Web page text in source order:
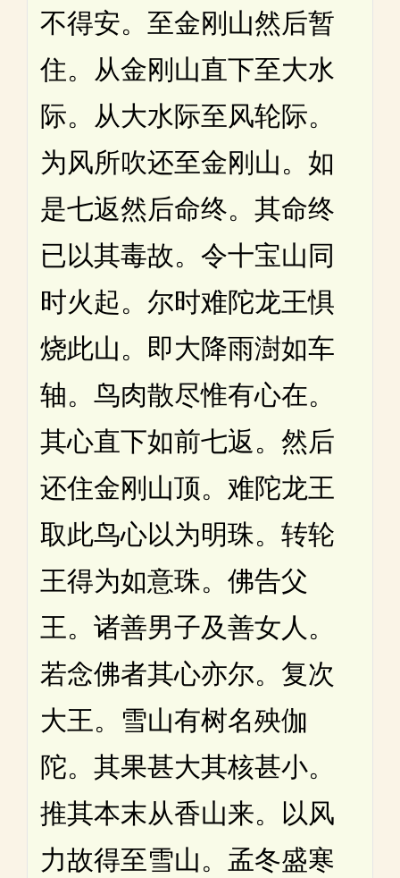
不得安。至金刚山然后暂
住。从金刚山直下至大水
际。从大水际至风轮际。
为风所吹还至金刚山。如
是七返然后命终。其命终
已以其毒故。令十宝山同
时火起。尔时难陀龙王惧
烧此山。即大降雨澍如车
轴。鸟肉散尽惟有心在。
其心直下如前七返。然后
还住金刚山顶。难陀龙王
取此鸟心以为明珠。转轮
王得为如意珠。佛告父
王。诸善男子及善女人。
若念佛者其心亦尔。复次
大王。雪山有树名殃伽
陀。其果甚大其核甚小。
推其本末从香山来。以风
力故得至雪山。孟冬盛寒